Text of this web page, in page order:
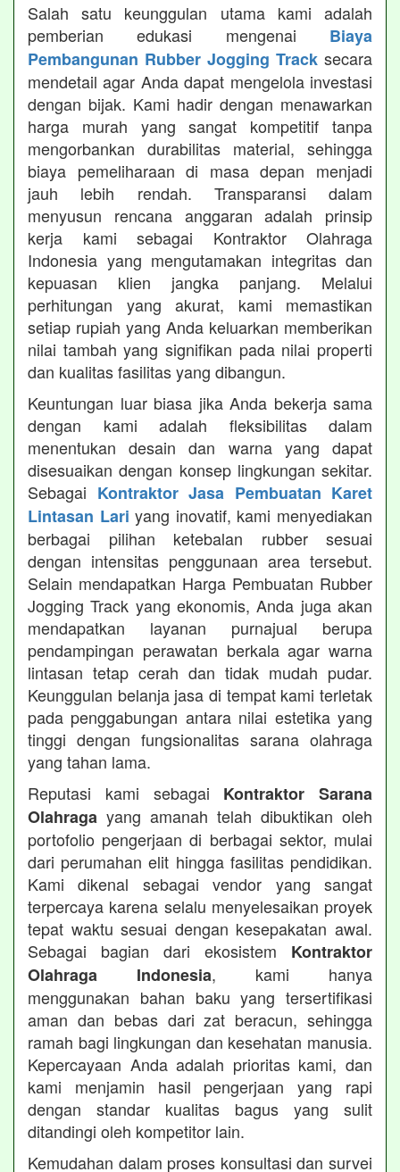
Salah satu keunggulan utama kami adalah
pemberian edukasi mengenai Biaya
Pembangunan Rubber Jogging Track secara
mendetail agar Anda dapat mengelola investasi
dengan bijak. Kami hadir dengan menawarkan
harga murah yang sangat kompetitif tanpa
mengorbankan durabilitas material, sehingga
biaya pemeliharaan di masa depan menjadi
jauh lebih rendah. Transparansi dalam
menyusun rencana anggaran adalah prinsip
kerja kami sebagai Kontraktor Olahraga
Indonesia yang mengutamakan integritas dan
kepuasan klien jangka panjang. Melalui
perhitungan yang akurat, kami memastikan
setiap rupiah yang Anda keluarkan memberikan
nilai tambah yang signifikan pada nilai properti
dan kualitas fasilitas yang dibangun.
Keuntungan luar biasa jika Anda bekerja sama
dengan kami adalah fleksibilitas dalam
menentukan desain dan warna yang dapat
disesuaikan dengan konsep lingkungan sekitar.
Sebagai Kontraktor Jasa Pembuatan Karet
Lintasan Lari yang inovatif, kami menyediakan
berbagai pilihan ketebalan rubber sesuai
dengan intensitas penggunaan area tersebut.
Selain mendapatkan Harga Pembuatan Rubber
Jogging Track yang ekonomis, Anda juga akan
mendapatkan layanan purnajual berupa
pendampingan perawatan berkala agar warna
lintasan tetap cerah dan tidak mudah pudar.
Keunggulan belanja jasa di tempat kami terletak
pada penggabungan antara nilai estetika yang
tinggi dengan fungsionalitas sarana olahraga
yang tahan lama.
Reputasi kami sebagai Kontraktor Sarana
Olahraga yang amanah telah dibuktikan oleh
portofolio pengerjaan di berbagai sektor, mulai
dari perumahan elit hingga fasilitas pendidikan.
Kami dikenal sebagai vendor yang sangat
terpercaya karena selalu menyelesaikan proyek
tepat waktu sesuai dengan kesepakatan awal.
Sebagai bagian dari ekosistem Kontraktor
Olahraga Indonesia, kami hanya
menggunakan bahan baku yang tersertifikasi
aman dan bebas dari zat beracun, sehingga
ramah bagi lingkungan dan kesehatan manusia.
Kepercayaan Anda adalah prioritas kami, dan
kami menjamin hasil pengerjaan yang rapi
dengan standar kualitas bagus yang sulit
ditandingi oleh kompetitor lain.
Kemudahan dalam proses konsultasi dan survei